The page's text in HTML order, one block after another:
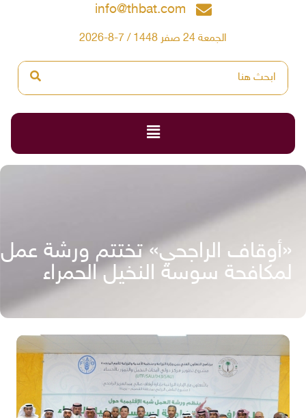
info@thbat.com
الجمعة 24 صفر 1448 / 7-8-2026
«أوقاف الراجحي» تختتم ورشة عمل
لمكافحة سوسة النخيل الحمراء